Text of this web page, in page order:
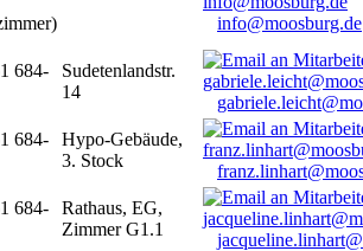
info@moosburg.de
684-
Sudetenlandstr.
14
684-
Hypo-Gebäude,
3. Stock
684-
Rathaus, EG,
Zimmer G1.1